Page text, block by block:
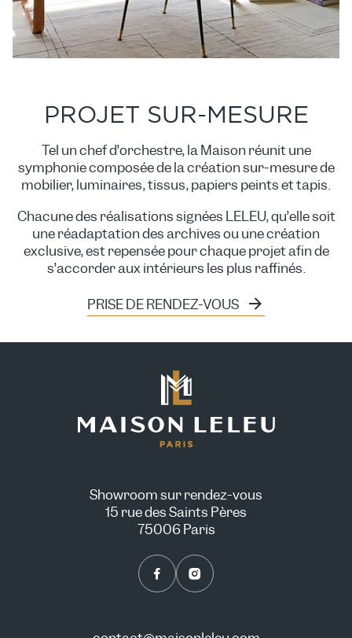
PROJET SUR-MESURE
Tel un chef d’orchestre, la Maison réunit une
symphonie composée de la création sur-mesure de
mobilier, luminaires, tissus, papiers peints et tapis.
Chacune des réalisations signées LELEU, qu’elle soit
une réadaptation des archives ou une création
exclusive, est repensée pour chaque projet afin de
s’accorder aux intérieurs les plus raffinés.
PRISE DE RENDEZ-VOUS
Showroom sur rendez-vous
15 rue des Saints Pères
75006 Paris